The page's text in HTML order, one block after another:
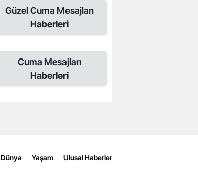
Güzel Cuma Mesajları
Haberleri
Cuma Mesajları
Haberleri
Dünya Yaşam Ulusal Haberler